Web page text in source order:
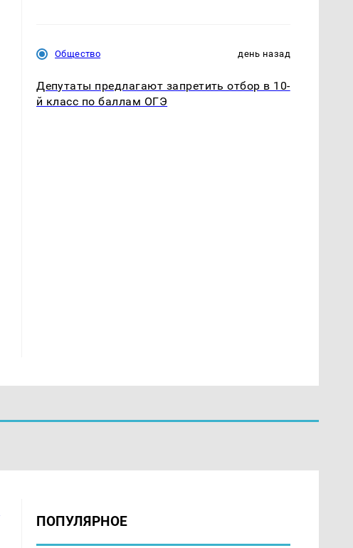
Общество день назад
Депутаты предлагают запретить отбор в 10-
й класс по баллам ОГЭ
ПОПУЛЯРНОЕ